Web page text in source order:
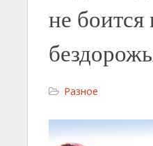
не боится
Разное